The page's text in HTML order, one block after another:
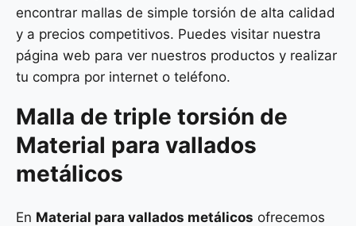
encontrar mallas de simple torsión de alta calidad
y a precios competitivos. Puedes visitar nuestra
página web para ver nuestros productos y realizar
tu compra por internet o teléfono.
Malla de triple torsión de
Material para vallados
metálicos
En Material para vallados metálicos ofrecemos